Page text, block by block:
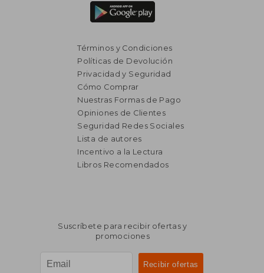
₡ 11.654
Términos y Condiciones
Políticas de Devolución
Privacidad y Seguridad
Cómo Comprar
Nuestras Formas de Pago
Opiniones de Clientes
Seguridad Redes Sociales
Lista de autores
Incentivo a la Lectura
Libros Recomendados
Suscríbete para recibir ofertas y
promociones